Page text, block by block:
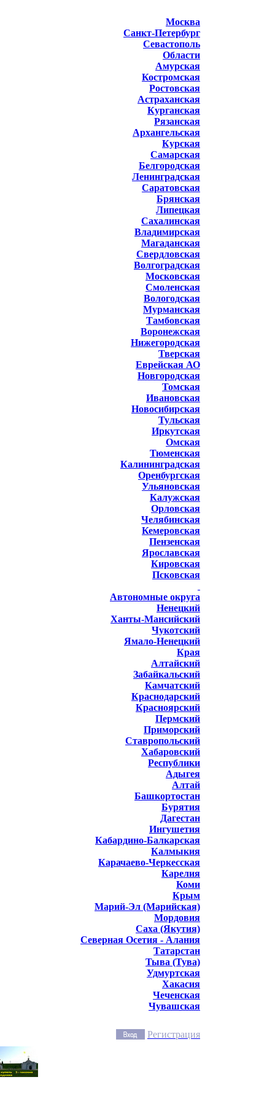
Москва
Санкт-Петербург
Севастополь
Области
Амурская
Костромская
Ростовская
Астраханская
Курганская
Рязанская
Архангельская
Курская
Самарская
Белгородская
Ленинградская
Саратовская
Брянская
Липецкая
Сахалинская
Владимирская
Магаданская
Свердловская
Волгоградская
Московская
Смоленская
Вологодская
Мурманская
Тамбовская
Воронежская
Нижегородская
Тверская
Еврейская АО
Новгородская
Томская
Ивановская
Новосибирская
Тульская
Иркутская
Омская
Тюменская
Калининградская
Оренбургская
Ульяновская
Калужская
Орловская
Челябинская
Кемеровская
Пензенская
Ярославская
Кировская
Псковская
Автономные округа
Ненецкий
Ханты-Мансийский
Чукотский
Ямало-Ненецкий
Края
Алтайский
Забайкальский
Камчатский
Краснодарский
Красноярский
Пермский
Приморский
Ставропольский
Хабаровский
Республики
Адыгея
Алтай
Башкортостан
Бурятия
Дагестан
Ингушетия
Кабардино-Балкарская
Калмыкия
Карачаево-Черкесская
Карелия
Коми
Крым
Марий-Эл (Марийская)
Мордовия
Саха (Якутия)
Северная Осетия - Алания
Татарстан
Тыва (Тува)
Удмуртская
Хакасия
Чеченская
Чувашская
Регистрация